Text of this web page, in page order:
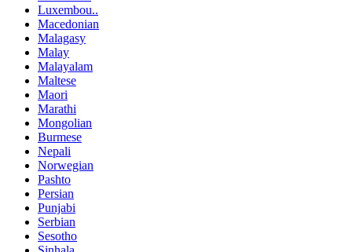
Luxembou..
Macedonian
Malagasy
Malay
Malayalam
Maltese
Maori
Marathi
Mongolian
Burmese
Nepali
Norwegian
Pashto
Persian
Punjabi
Serbian
Sesotho